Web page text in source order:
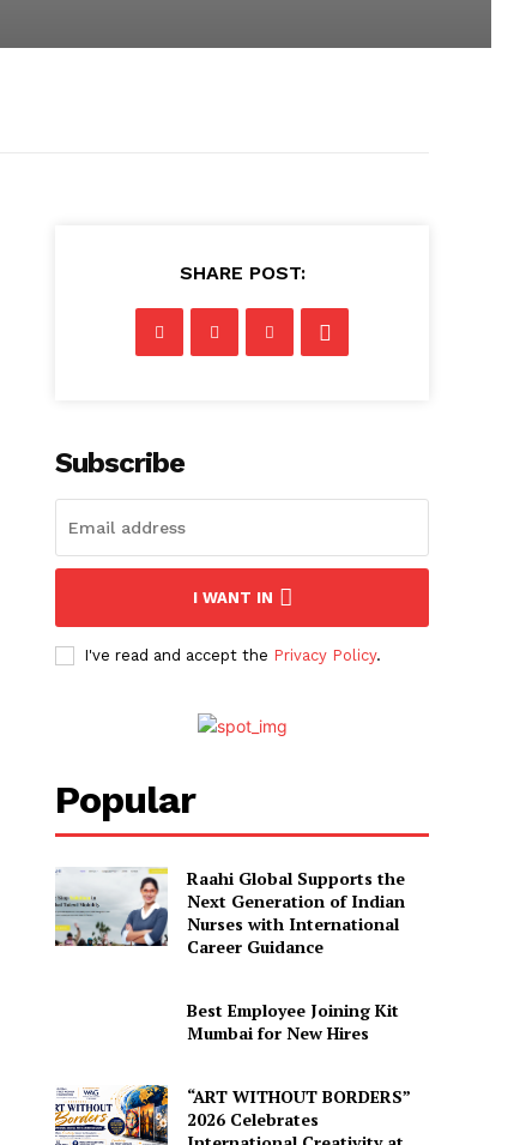
SHARE POST:
Subscribe
I WANT IN
I've read and accept the Privacy Policy.
Popular
Raahi Global Supports the
Next Generation of Indian
Nurses with International
Career Guidance
Best Employee Joining Kit
Mumbai for New Hires
“ART WITHOUT BORDERS”
2026 Celebrates